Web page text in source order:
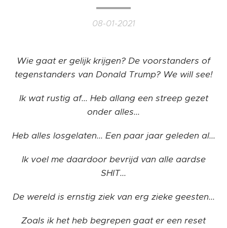
08-01-2021
Wie gaat er gelijk krijgen? De voorstanders of
tegenstanders van Donald Trump? We will see!
Ik wat rustig af... Heb allang een streep gezet
onder alles...
Heb alles losgelaten... Een paar jaar geleden al...
Ik voel me daardoor bevrijd van alle aardse
SHIT...
De wereld is ernstig ziek van erg zieke geesten...
Zoals ik het heb begrepen gaat er een reset